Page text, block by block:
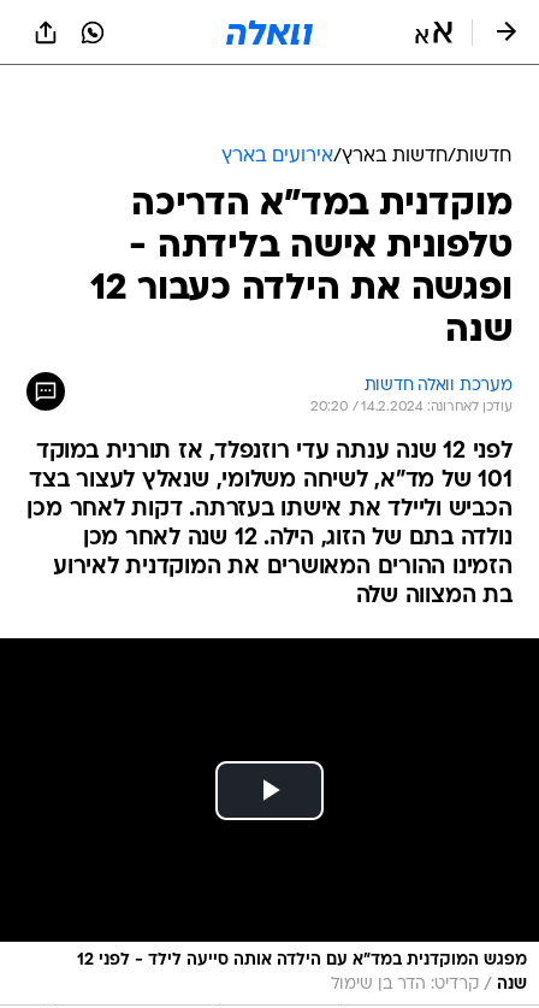
חדשות/חדשות בארץ/אירועים בארץ
מוקדנית במד"א הדריכה
טלפונית אישה בלידתה -
ופגשה את הילדה כעבור 12
שנה
מערכת וואלה חדשות
עודכן לאחרונה: 14.2.2024 / 20:20
לפני 12 שנה ענתה עדי רוזנפלד, אז תורנית במוקד
101 של מד"א, לשיחה משלומי, שנאלץ לעצור בצד
הכביש וליילד את אישתו בעזרתה. דקות לאחר מכן
נולדה בתם של הזוג, הילה. 12 שנה לאחר מכן
הזמינו ההורים המאושרים את המוקדנית לאירוע
בת המצווה שלה
מפגש המוקדנית במד"א עם הילדה אותה סייעה לילד - לפני 12
שנה / קרדיט: הדר בן שימול